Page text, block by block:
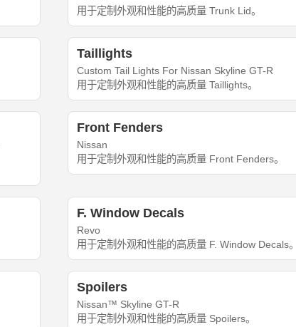
用于定制外观和性能的高质量 Trunk Lid。
Taillights
Custom Tail Lights For Nissan Skyline GT-R
用于定制外观和性能的高质量 Taillights。
Front Fenders
Nissan
用于定制外观和性能的高质量 Front Fenders。
F. Window Decals
Revo
用于定制外观和性能的高质量 F. Window Decals。
Spoilers
Nissan™ Skyline GT-R
用于定制外观和性能的高质量 Spoilers。